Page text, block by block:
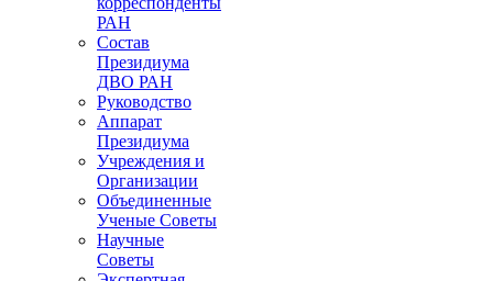
РАН
Состав
Президиума
ДВО РАН
Руководство
Аппарат
Президиума
Учреждения и
Организации
Объединенные
Ученые Советы
Научные
Советы